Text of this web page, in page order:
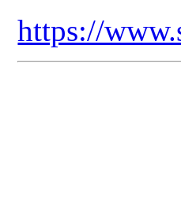
https://